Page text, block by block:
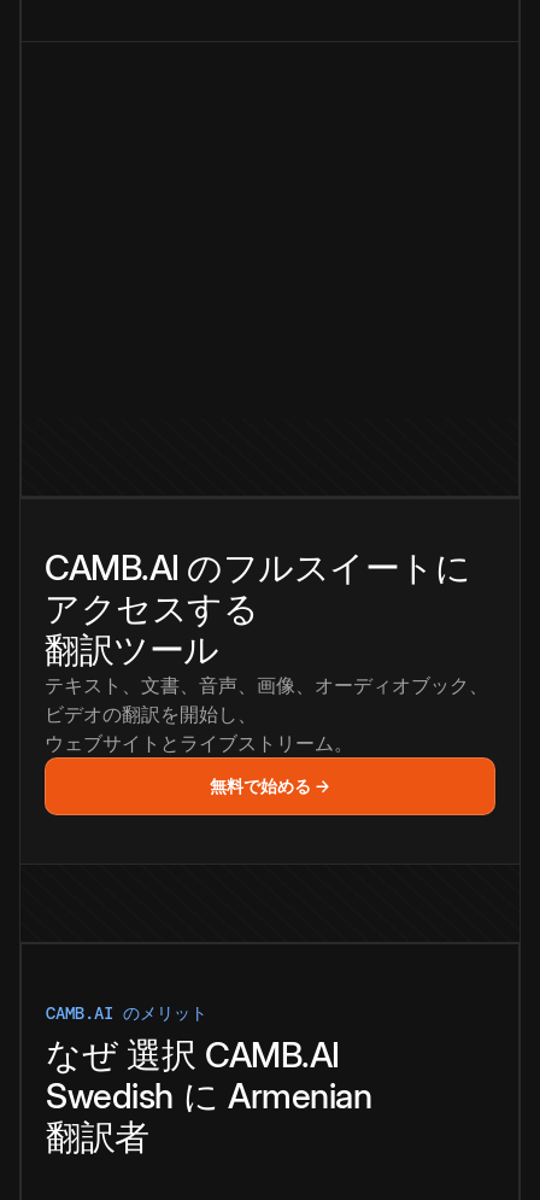
CAMB.AI のフルスイートに
アクセスする
翻訳ツール
テキスト、文書、音声、画像、オーディオブック、
ビデオの翻訳を開始し、
ウェブサイトとライブストリーム。
無料で始める →
CAMB.AI のメリット
なぜ 選択 CAMB.AI
Swedish に Armenian
翻訳者